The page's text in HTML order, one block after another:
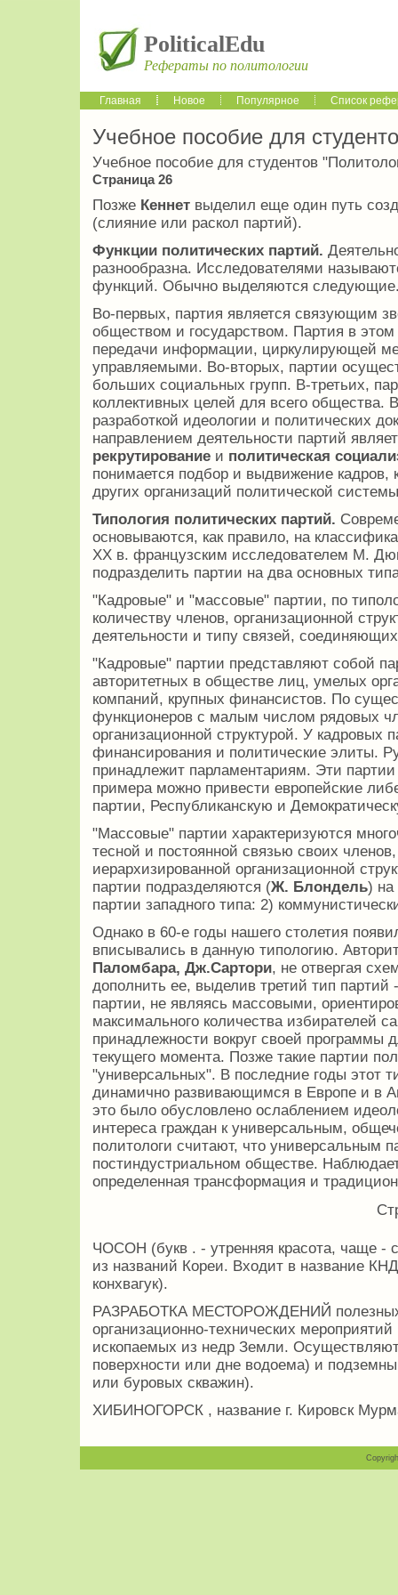
PoliticalEdu
Рефераты по политологии
Главная Новое Популярное Список
Учебное пособие для
Учебное пособие для студентов
Страница 26
Позже Кеннет выделил еще один путь
(слияние или раскол партий).
Функции политических партий.
разнообразна. Исследователями
функций. Обычно выделяются
Во-первых, партия является связующим
обществом и государством. Партия в
передачи информации, циркулирующей
управляемыми. Во-вторых, партии
больших социальных групп. В-третьих,
коллективных целей для всего общества.
разработкой идеологии и политических
направлением деятельности партий
рекрутирование и политическая
понимается подбор и выдвижение кадров,
других организаций политической
Типология политических партий.
основываются, как правило, на
ХХ в. французским исследователем М.
подразделить партии на два основных
"Кадровые" и "массовые" партии, по
количеству членов, организационной
деятельности и типу связей,
"Кадровые" партии представляют собой
авторитетных в обществе лиц, умелых
компаний, крупных финансистов. По
функционеров с малым числом рядовых
организационной структурой. У кадровых
финансирования и политические элиты.
принадлежит парламентариям. Эти
примера можно привести европейские
партии, Республиканскую и
"Массовые" партии характеризуются
тесной и постоянной связью своих
иерархизированной организационной
партии подразделяются (Ж. Блондель) на
партии западного типа: 2)
Однако в 60-е годы нашего столетия
вписывались в данную типологию.
Паломбара, Дж.Сартори, не отвергая
дополнить ее, выделив третий тип
партии, не являясь массовыми,
максимального количества избирателей
принадлежности вокруг своей программы
текущего момента. Позже такие партии
"универсальных". В последние годы этот
динамично развивающимся в Европе и в
это было обусловлено ослаблением
интереса граждан к универсальным,
политологи считают, что универсальным
постиндустриальном обществе.
определенная трансформация и
ЧОСОН (букв . - утренняя красота, чаще -
из названий Кореи. Входит в название
конхвагук).
РАЗРАБОТКА МЕСТОРОЖДЕНИЙ полезных
организационно-технических
ископаемых из недр Земли.
поверхности или дне водоема) и
или буровых скважин).
ХИБИНОГОРСК , название г. Кировск